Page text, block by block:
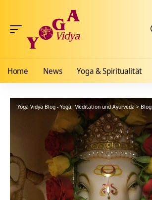
Home News Yoga & Spiritualität
Yoga Vidya Blog - Yoga, Meditation und Ayurveda>Blog